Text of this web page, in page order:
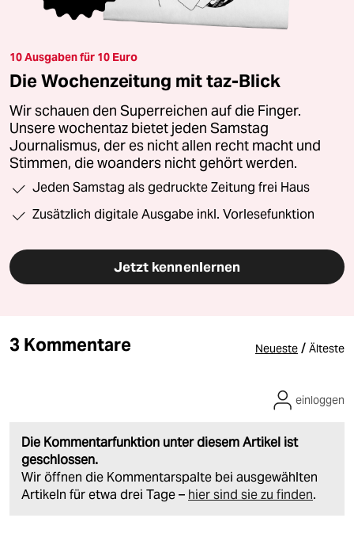
10 Ausgaben für 10 Euro
Die Wochenzeitung mit taz-Blick
Wir schauen den Superreichen auf die Finger.
Unsere wochentaz bietet jeden Samstag
Journalismus, der es nicht allen recht macht und
Stimmen, die woanders nicht gehört werden.
Jeden Samstag als gedruckte Zeitung frei Haus
Zusätzlich digitale Ausgabe inkl. Vorlesefunktion
Jetzt kennenlernen
3 Kommentare Neueste / Älteste
Die Kommentarfunktion unter diesem Artikel ist
geschlossen.
Wir öffnen die Kommentarspalte bei ausgewählten
Artikeln für etwa drei Tage – hier sind sie zu finden.
einloggen